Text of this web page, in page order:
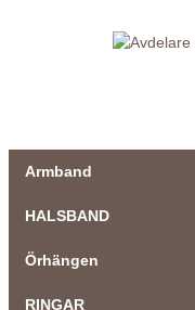
Armband
HALSBAND
Örhängen
RINGAR